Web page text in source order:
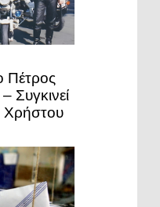
Πέτρος
Συγκινεί
Χρήστου